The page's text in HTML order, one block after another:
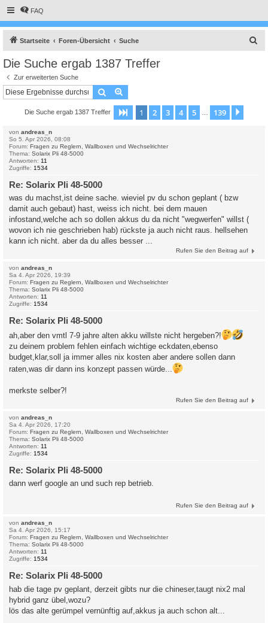
FAQ
Startseite Foren-Übersicht Suche
Die Suche ergab 1387 Treffer
Zur erweiterten Suche
Suche
Die Suche ergab 1387 Treffer Seite 1von 139
1 2 3 4 5 139
von andreas_n
So 5. Apr 2026, 08:08
Forum: Fragen zu Reglern, Wallboxen und Wechselrichter
Thema: Solarix Pli 48-5000
Antworten: 11
Zugriffe: 1534
Re: Solarix Pli 48-5000
was du machst,ist deine sache. wieviel pv du schon geplant ( bzw
damit auch gebaut) hast, weiss ich nicht. bei dem mauen
infostand,welche ach so dollen akkus du da nicht "wegwerfen" willst (
wovon ich nie geschrieben hab) rückste ja auch nicht raus. hellsehen
kann ich nicht. aber da du alles besser ...
Rufen Sie den Beitrag auf
von andreas_n
Sa 4. Apr 2026, 19:39
Forum: Fragen zu Reglern, Wallboxen und Wechselrichter
Thema: Solarix Pli 48-5000
Antworten: 11
Zugriffe: 1534
Re: Solarix Pli 48-5000
ah,aber den vmtl 7-9 jahre alten akku willste nicht hergeben?!
zu deinem problem fehlen einfach wichtige eckdaten,ebenso
budget,klar,soll ja immer alles nix kosten aber andere sollen dann
raten,was dir dann ins konzept passen würde...
merkste selber?!
Rufen Sie den Beitrag auf
von andreas_n
Sa 4. Apr 2026, 17:20
Forum: Fragen zu Reglern, Wallboxen und Wechselrichter
Thema: Solarix Pli 48-5000
Antworten: 11
Zugriffe: 1534
Re: Solarix Pli 48-5000
dann werf google an und such rep betrieb.
Rufen Sie den Beitrag auf
von andreas_n
Sa 4. Apr 2026, 15:17
Forum: Fragen zu Reglern, Wallboxen und Wechselrichter
Thema: Solarix Pli 48-5000
Antworten: 11
Zugriffe: 1534
Re: Solarix Pli 48-5000
hab die tage pv geplant, derzeit gibts nur die chineser,taugt nix2 mal
hybrid ganz übel,wozu?
lös das alte gerümpel vernünftig auf,akkus ja auch schon alt...